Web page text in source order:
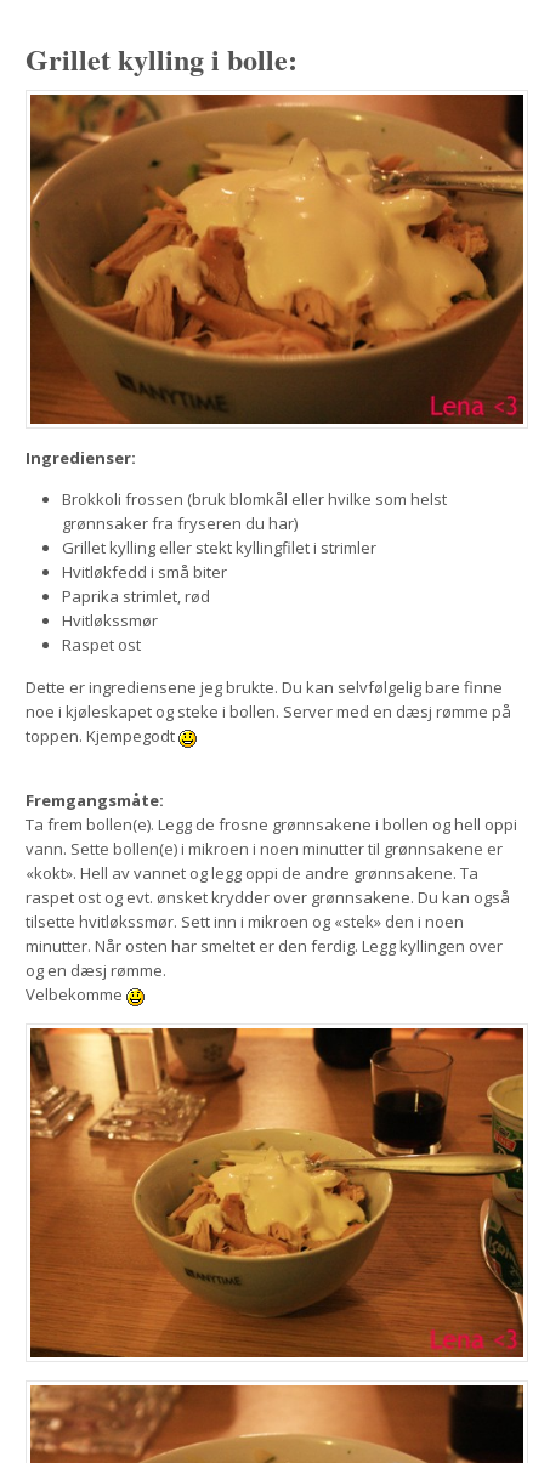
Grillet kylling i bolle:
Ingredienser:
Brokkoli frossen (bruk blomkål eller hvilke som helst
grønnsaker fra fryseren du har)
Grillet kylling eller stekt kyllingfilet i strimler
Hvitløkfedd i små biter
Paprika strimlet, rød
Hvitløkssmør
Raspet ost
Dette er ingrediensene jeg brukte. Du kan selvfølgelig bare finne
noe i kjøleskapet og steke i bollen. Server med en dæsj rømme på
toppen. Kjempegodt
Fremgangsmåte:
Ta frem bollen(e). Legg de frosne grønnsakene i bollen og hell oppi
vann. Sette bollen(e) i mikroen i noen minutter til grønnsakene er
«kokt». Hell av vannet og legg oppi de andre grønnsakene. Ta
raspet ost og evt. ønsket krydder over grønnsakene. Du kan også
tilsette hvitløkssmør. Sett inn i mikroen og «stek» den i noen
minutter. Når osten har smeltet er den ferdig. Legg kyllingen over
og en dæsj rømme.
Velbekomme